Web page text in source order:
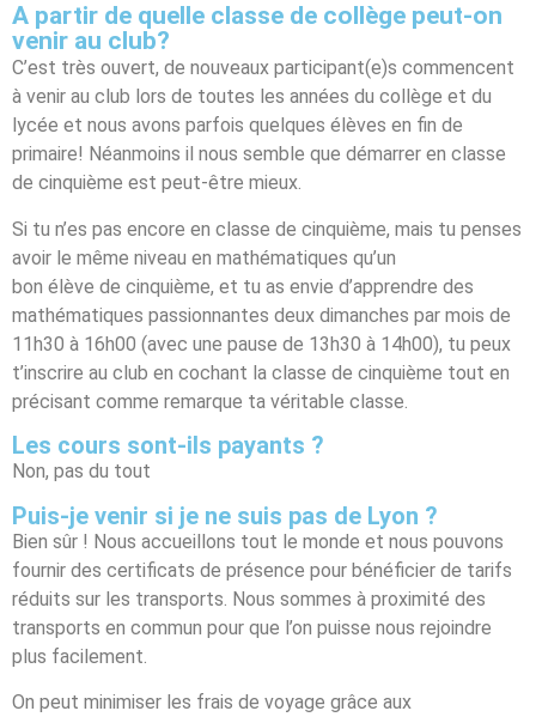
A partir de quelle classe de collège peut-on
venir au club?
C’est très ouvert, de nouveaux participant(e)s commencent
à venir au club lors de toutes les années du collège et du
lycée et nous avons parfois quelques élèves en fin de
primaire! Néanmoins il nous semble que démarrer en classe
de cinquième est peut-être mieux.
Si tu n’es pas encore en classe de cinquième, mais tu penses
avoir le même niveau en mathématiques qu’un
bon élève de cinquième, et tu as envie d’apprendre des
mathématiques passionnantes deux dimanches par mois de
11h30 à 16h00 (avec une pause de 13h30 à 14h00), tu peux
t’inscrire au club en cochant la classe de cinquième tout en
précisant comme remarque ta véritable classe.
Les cours sont-ils payants ?
Non, pas du tout
Puis-je venir si je ne suis pas de Lyon ?
Bien sûr ! Nous accueillons tout le monde et nous pouvons
fournir des certificats de présence pour bénéficier de tarifs
réduits sur les transports. Nous sommes à proximité des
transports en commun pour que l’on puisse nous rejoindre
plus facilement.
On peut minimiser les frais de voyage grâce aux